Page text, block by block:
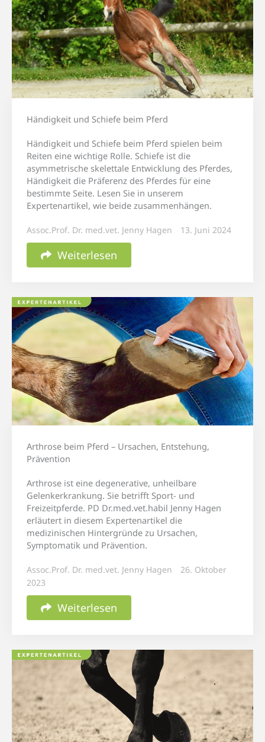
Händigkeit und Schiefe beim Pferd
Händigkeit und Schiefe beim Pferd spielen beim
Reiten eine wichtige Rolle. Schiefe ist die
asymmetrische skelettale Entwicklung des Pferdes,
Händigkeit die Präferenz des Pferdes für eine
bestimmte Seite. Lesen Sie in unserem
Expertenartikel, wie beide zusammenhängen.
Assoc.Prof. Dr. med.vet. Jenny Hagen 13. Juni 2024
Weiterlesen
Arthrose beim Pferd – Ursachen, Entstehung,
Prävention
Arthrose ist eine degenerative, unheilbare
Gelenkerkrankung. Sie betrifft Sport- und
Freizeitpferde. PD Dr.med.vet.habil Jenny Hagen
erläutert in diesem Expertenartikel die
medizinischen Hintergründe zu Ursachen,
Symptomatik und Prävention.
Assoc.Prof. Dr. med.vet. Jenny Hagen
26. Oktober
2023
Weiterlesen